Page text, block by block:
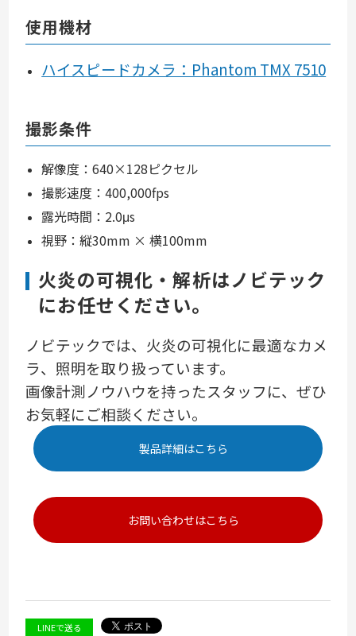
使用機材
ハイスピードカメラ：Phantom TMX 7510
撮影条件
解像度：640×128ピクセル
撮影速度：400,000fps
露光時間：2.0μs
視野：縦30mm × 横100mm
火炎の可視化・解析はノビテック
にお任せください。
ノビテックでは、火炎の可視化に最適なカメ
ラ、照明を取り扱っています。
画像計測ノウハウを持ったスタッフに、ぜひ
お気軽にご相談ください。
製品詳細はこちら
お問い合わせはこちら
LINEで送る